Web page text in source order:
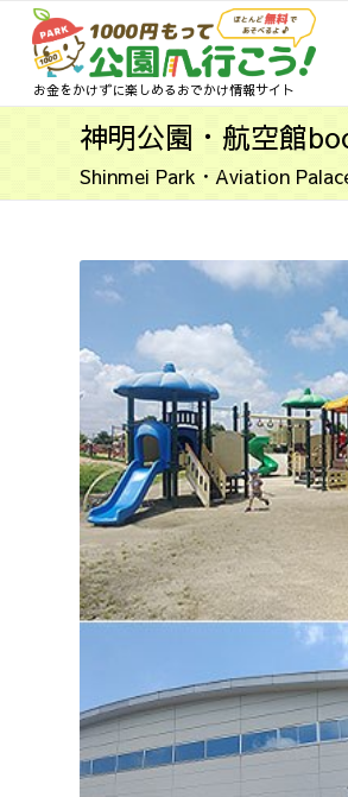
お金をかけずに楽しめるおでかけ情報サイト
神明公園・航空館
Shinmei Park・Aviation